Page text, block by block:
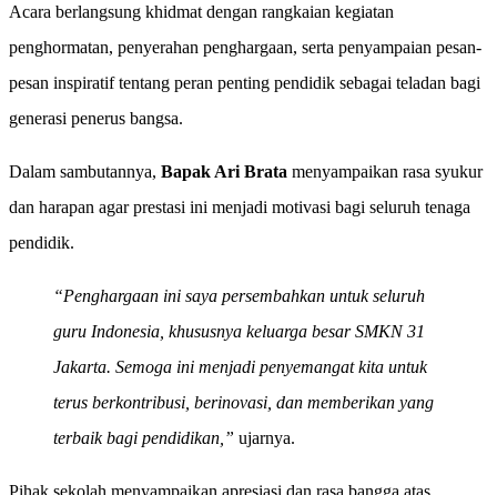
Acara berlangsung khidmat dengan rangkaian kegiatan
penghormatan, penyerahan penghargaan, serta penyampaian pesan-
pesan inspiratif tentang peran penting pendidik sebagai teladan bagi
generasi penerus bangsa.
Dalam sambutannya, Bapak Ari Brata menyampaikan rasa syukur
dan harapan agar prestasi ini menjadi motivasi bagi seluruh tenaga
pendidik.
“Penghargaan ini saya persembahkan untuk seluruh
guru Indonesia, khususnya keluarga besar SMKN 31
Jakarta. Semoga ini menjadi penyemangat kita untuk
terus berkontribusi, berinovasi, dan memberikan yang
terbaik bagi pendidikan,” ujarnya.
Pihak sekolah menyampaikan apresiasi dan rasa bangga atas